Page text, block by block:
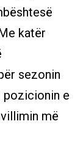
katër
sezonin
pozicionin e
më